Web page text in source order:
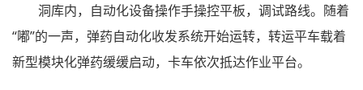
洞库内，自动化设备操作手操控平板，调试路线。随着
“嘟”的一声，弹药自动化收发系统开始运转，转运平车载着
新型模块化弹药缓缓启动，卡车依次抵达作业平台。